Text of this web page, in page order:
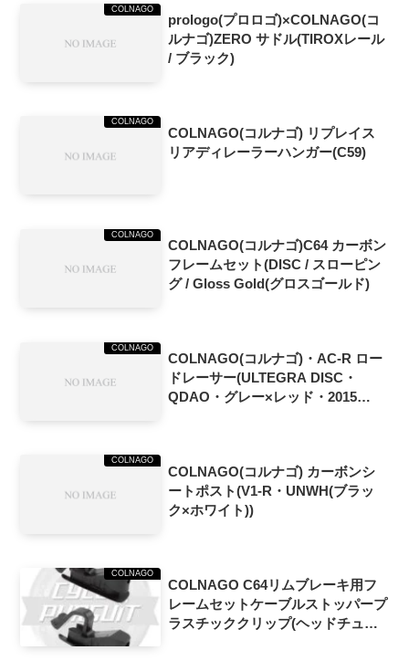
COLNAGO
prologo(プロロゴ)×COLNAGO(コ
ルナゴ)ZERO サドル(TIROXレール
/ ブラック)
COLNAGO
COLNAGO(コルナゴ) リプレイス
リアディレーラーハンガー(C59)
COLNAGO
COLNAGO(コルナゴ)C64 カーボン
フレームセット(DISC / スローピン
グ / Gloss Gold(グロスゴールド)
COLNAGO
COLNAGO(コルナゴ)・AC-R ロー
ドレーサー(ULTEGRA DISC・
QDAO・グレー×レッド・2015
COLNAGO
COLNAGO(コルナゴ) カーボンシ
ートポスト(V1-R・UNWH(ブラッ
ク×ホワイト))
COLNAGO
COLNAGO C64リムブレーキ用フ
レームセットケーブルストッパープ
ラスチッククリップ(ヘッドチュー